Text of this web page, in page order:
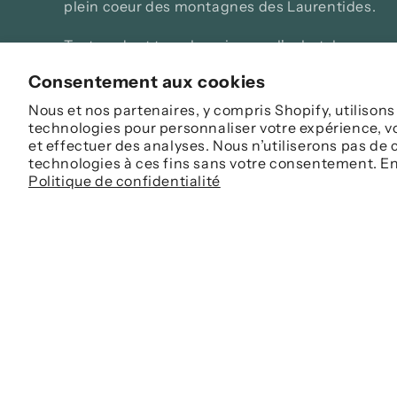
Consentement aux cookies
Nous et nos partenaires, y compris Shopify, utilisons
technologies pour personnaliser votre expérience,
et effectuer des analyses. Nous n’utiliserons pas de
technologies à ces fins sans votre consentement.
Politique de confidentialité
plein coeur des montagnes des Laurentides.
Tout ce dont tu as besoin pour l'achat, la